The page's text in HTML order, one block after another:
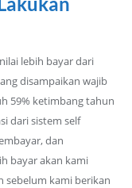
lebih bayar dari
disampaikan wajib
59% ketimbang tahun
dari sistem self
dan
bayar akan kami
sebelum kami berikan